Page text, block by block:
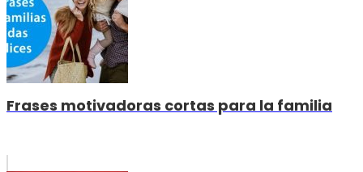
Frases motivadoras cortas para la familia